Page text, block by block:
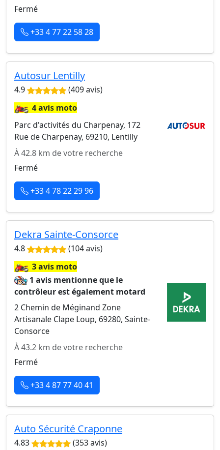
Fermé
+33 4 77 22 58 28
Autosur Lentilly
4.9 (409 avis)
🏍️4 avis moto
Parc d'activités du Charpenay, 172
Rue de Charpenay, 69210, Lentilly
À 42.8 km de votre recherche
Fermé
+33 4 78 22 29 96
Dekra Sainte-Consorce
4.8 (104 avis)
🏍️3 avis moto
1 avis mentionne que le
contrôleur est également motard
2 Chemin de Méginand Zone
Artisanale Clape Loup, 69280, Sainte-
Consorce
À 43.2 km de votre recherche
Fermé
+33 4 87 77 40 41
Auto Sécurité Craponne
4.83 (353 avis)